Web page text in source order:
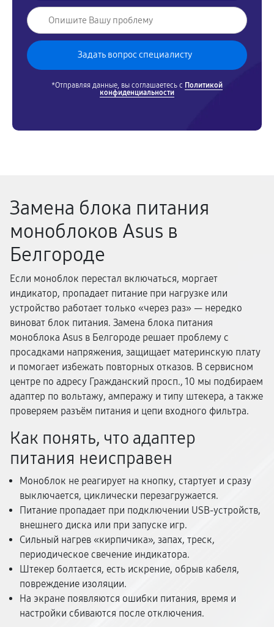
*Отправляя данные, вы соглашаетесь с Политикой
конфиденциальности
Замена блока питания
моноблоков Asus в
Белгороде
Если моноблок перестал включаться, моргает
индикатор, пропадает питание при нагрузке или
устройство работает только «через раз» — нередко
виноват блок питания. Замена блока питания
моноблока Asus в Белгороде решает проблему с
просадками напряжения, защищает материнскую плату
и помогает избежать повторных отказов. В сервисном
центре по адресу Гражданский просп., 10 мы подбираем
адаптер по вольтажу, амперажу и типу штекера, а также
проверяем разъём питания и цепи входного фильтра.
Как понять, что адаптер
питания неисправен
Моноблок не реагирует на кнопку, стартует и сразу
выключается, циклически перезагружается.
Питание пропадает при подключении USB-устройств,
внешнего диска или при запуске игр.
Сильный нагрев «кирпичика», запах, треск,
периодическое свечение индикатора.
Штекер болтается, есть искрение, обрыв кабеля,
повреждение изоляции.
На экране появляются ошибки питания, время и
настройки сбиваются после отключения.